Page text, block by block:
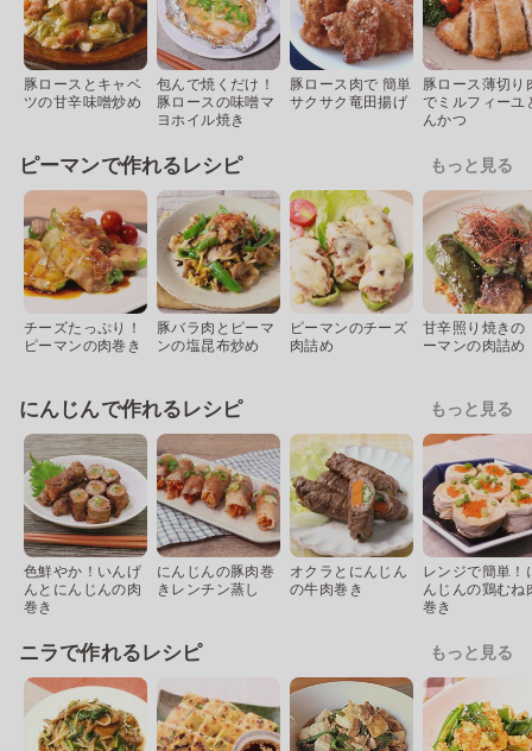
豚ロースとキャベ
ツの甘辛味噌炒め
包んで焼くだけ！
豚ロースの味噌マ
ヨホイル焼き
豚ロース肉で 簡単
サクサク竜田揚げ
豚ロース薄切り
でミルフィーユ
んかつ
ピーマンで作れるレシピ もっと見る
チーズたっぷり！
ピーマンの肉巻き
豚バラ肉とピーマ
ンの塩昆布炒め
ピーマンのチーズ
肉詰め
甘辛照り焼きの
ーマンの肉詰め
にんじんで作れるレシピ もっと見る
色鮮やか！いんげ
んとにんじんの肉
巻き
にんじんの豚肉巻
きレンチン蒸し
オクラとにんじん
の牛肉巻き
レンジで簡単！
んじんの鶏むね
巻き
ニラで作れるレシピ もっと見る